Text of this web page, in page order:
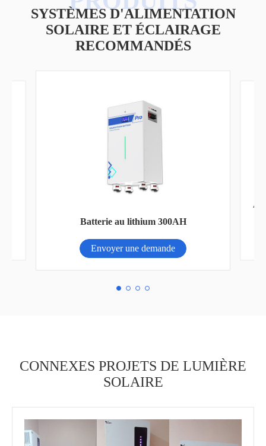
SYSTÈMES D'ALIMENTATION
SOLAIRE ET ÉCLAIRAGE
RECOMMANDÉS
SCI-EVO4200/6200
Envoyer une demande
CONNEXES PROJETS DE LUMIÈRE
SOLAIRE